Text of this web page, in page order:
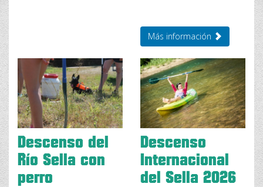
Más información
Descenso del
Río Sella con
perro
Descenso
Internacional
del Sella 2026